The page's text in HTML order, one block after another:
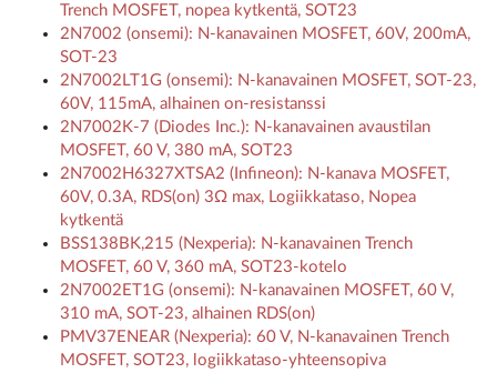
Trench MOSFET, nopea kytkentä, SOT23
2N7002 (onsemi): N-kanavainen MOSFET, 60V, 200mA,
SOT-23
2N7002LT1G (onsemi): N-kanavainen MOSFET, SOT-23,
60V, 115mA, alhainen on-resistanssi
2N7002K-7 (Diodes Inc.): N-kanavainen avaustilan
MOSFET, 60 V, 380 mA, SOT23
2N7002H6327XTSA2 (Infineon): N-kanava MOSFET,
60V, 0.3A, RDS(on) 3Ω max, Logiikkataso, Nopea
kytkentä
BSS138BK,215 (Nexperia): N-kanavainen Trench
MOSFET, 60 V, 360 mA, SOT23-kotelo
2N7002ET1G (onsemi): N-kanavainen MOSFET, 60 V,
310 mA, SOT-23, alhainen RDS(on)
PMV37ENEAR (Nexperia): 60 V, N-kanavainen Trench
MOSFET, SOT23, logiikkataso-yhteensopiva